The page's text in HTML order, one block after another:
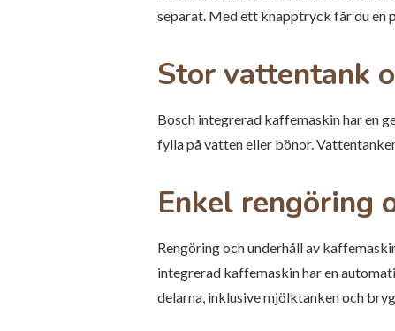
separat. Med ett knapptryck får du
Stor vattentank
Bosch integrerad kaffemaskin har en
fylla på vatten eller bönor.
Enkel rengöring
Rengöring och underhåll av
integrerad kaffemaskin har en
delarna, inklusive mjölktanken och